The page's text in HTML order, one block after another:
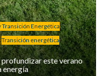
Transición Energética
Transición energética
profundizar este verano
energía